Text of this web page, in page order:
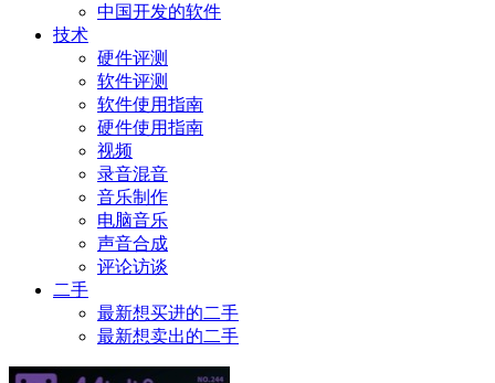
中国开发的软件
技术
硬件评测
软件评测
软件使用指南
硬件使用指南
视频
录音混音
音乐制作
电脑音乐
声音合成
评论访谈
二手
最新想买进的二手
最新想卖出的二手